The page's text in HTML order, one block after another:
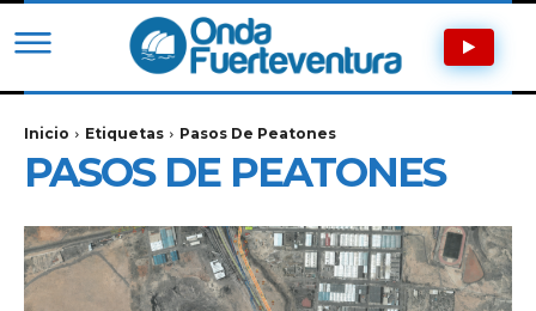
Inicio Etiquetas Pasos De Peatones
PASOS DE PEATONES